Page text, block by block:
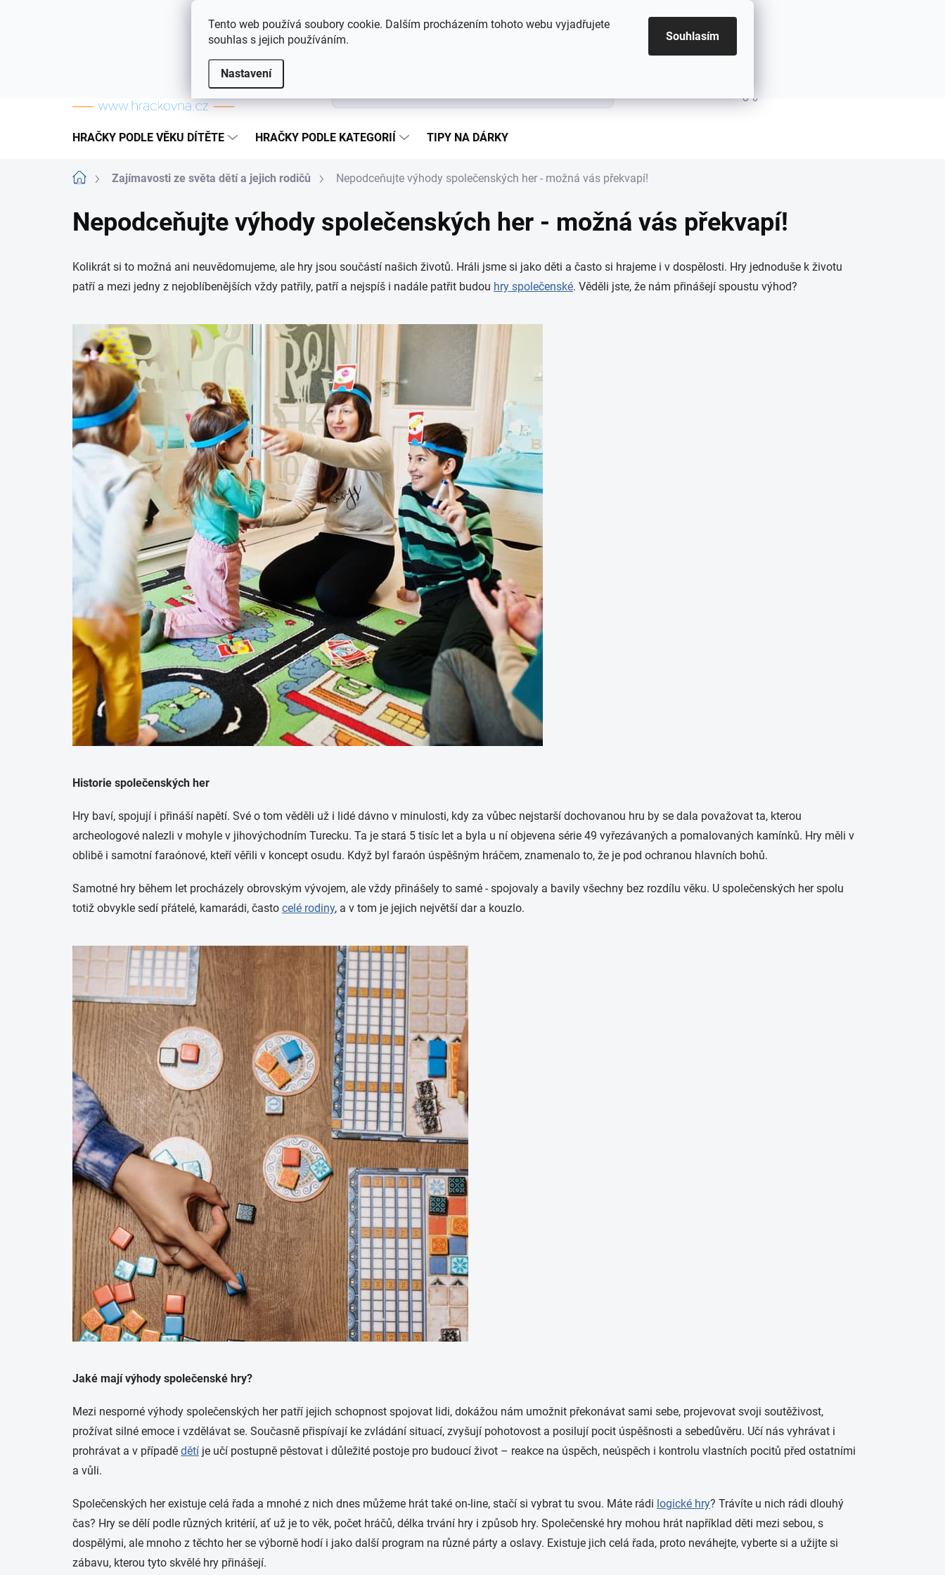
Tento web používá soubory cookie. Dalším procházením tohoto webu vyjadřujete
souhlas s jejich používáním.
Nastavení
Souhlasím
Často kladené otázky Hodnocení obchodu Kontakty
HRAČKY PODLE VĚKU DÍTĚTE HRAČKY PODLE KATEGORIÍ TIPY NA DÁRKY
DomůZajímavosti ze světa dětí a jejich rodičů Nepodceňujte výhody společenských her - možná vás překvapí!
Nepodceňujte výhody společenských her - možná vás překvapí!
Kolikrát si to možná ani neuvědomujeme, ale hry jsou součástí našich životů. Hráli jsme si jako děti a často si hrajeme i v dospělosti. Hry jednoduše k životu
patří a mezi jedny z nejoblíbenějších vždy patřily, patří a nejspíš i nadále patřit budou hry společenské. Věděli jste, že nám přinášejí spoustu výhod?
Historie společenských her
Hry baví, spojují i přináší napětí. Své o tom věděli už i lidé dávno v minulosti, kdy za vůbec nejstarší dochovanou hru by se dala považovat ta, kterou
archeologové nalezli v mohyle v jihovýchodním Turecku. Ta je stará 5 tisíc let a byla u ní objevena série 49 vyřezávaných a pomalovaných kamínků. Hry měli v
oblibě i samotní faraónové, kteří věřili v koncept osudu. Když byl faraón úspěšným hráčem, znamenalo to, že je pod ochranou hlavních bohů.
Samotné hry během let procházely obrovským vývojem, ale vždy přinášely to samé - spojovaly a bavily všechny bez rozdílu věku. U společenských her spolu
totiž obvykle sedí přátelé, kamarádi, často celé rodiny, a v tom je jejich největší dar a kouzlo.
Jaké mají výhody společenské hry?
Mezi nesporné výhody společenských her patří jejich schopnost spojovat lidi, dokážou nám umožnit překonávat sami sebe, projevovat svoji soutěživost,
prožívat silné emoce i vzdělávat se. Současně přispívají ke zvládání situací, zvyšují pohotovost a posilují pocit úspěšnosti a sebedůvěru. Učí nás vyhrávat i
prohrávat a v případě dětí je učí postupně pěstovat i důležité postoje pro budoucí život – reakce na úspěch, neúspěch i kontrolu vlastních pocitů před ostatními
a vůli.
Společenských her existuje celá řada a mnohé z nich dnes můžeme hrát také on-line, stačí si vybrat tu svou. Máte rádi logické hry? Trávíte u nich rádi dlouhý
čas? Hry se dělí podle různých kritérií, ať už je to věk, počet hráčů, délka trvání hry i způsob hry. Společenské hry mohou hrát například děti mezi sebou, s
dospělými, ale mnoho z těchto her se výborně hodí i jako další program na různé párty a oslavy. Existuje jich celá řada, proto neváhejte, vyberte si a užijte si
zábavu, kterou tyto skvělé hry přinášejí.